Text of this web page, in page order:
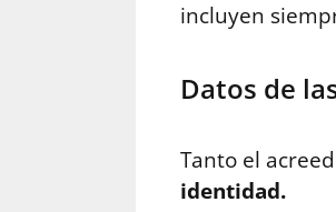
incluyen
Datos de
Tanto el
identidad.